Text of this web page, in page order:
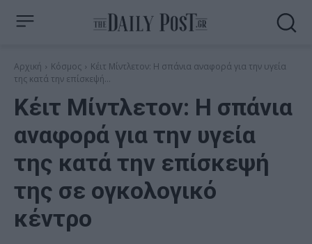
Αρχική Κόσμος
Κέιτ Μίντλετον: Η σπάνια αναφορά για την υγεία
της κατά την επίσκεψή...
Κέιτ Μίντλετον: Η σπάνια
αναφορά για την υγεία
της κατά την επίσκεψή
της σε ογκολογικό
κέντρο